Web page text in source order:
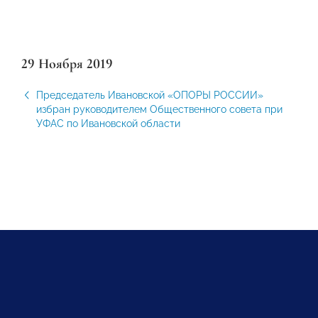
29 Ноября 2019
Председатель Ивановской «ОПОРЫ РОССИИ»
избран руководителем Общественного совета при
УФАС по Ивановской области